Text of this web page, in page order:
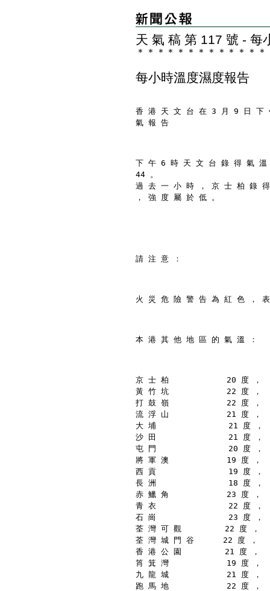
天 氣 稿 第 117 號 - 每
＊ ＊ ＊ ＊ ＊ ＊ ＊ ＊ ＊ ＊ ＊ ＊ ＊
每小時溫度濕度報告
香 港 天 文 台 在 3 月 9 日 下
氣 報 告
下 午 6 時 天 文 台 錄 得 氣
44 。
過 去 一 小 時 ， 京 士 柏 錄
， 強 度 屬 於 低 。
請 注 意 ：
火 災 危 險 警 告 為 紅 色 ，
本 港 其 他 地 區 的 氣 溫 ：
京 士 柏            20 度 ，
黃 竹 坑            22 度 ，
打 鼓 嶺            22 度 ，
流 浮 山            21 度 ，
大 埔               21 度 ，
沙 田               21 度 ，
屯 門               20 度 ，
將 軍 澳            19 度 ，
西 貢               19 度 ，
長 洲               18 度 ，
赤 鱲 角            23 度 ，
青 衣               22 度 ，
石 崗               23 度 ，
荃 灣 可 觀         22 度 ，
荃 灣 城 門 谷      22 度 ，
香 港 公 園         21 度 ，
筲 箕 灣            19 度 ，
九 龍 城            21 度 ，
跑 馬 地            22 度 ，